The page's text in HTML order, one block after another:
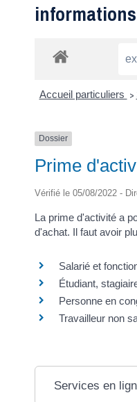
Accueil particuliers >
Dossier
Prime
Vérifié le 05/08/2022 -
La prime d'activité a
d'achat. Il faut avoir
Salarié et
Étudiant,
Personne en
Travailleur non
Services en